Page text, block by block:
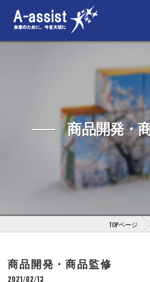
商品開発・
TOPページ
商品開発・商品監修
2021/02/13